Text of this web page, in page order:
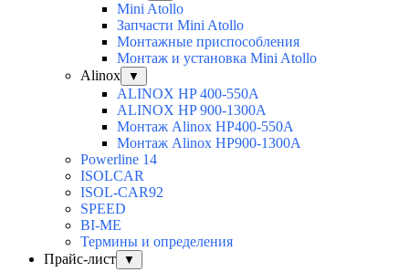
Mini Atollo
Запчасти Mini Atollo
Монтажные приспособления
Монтаж и установка Mini Atollo
Alinox
▼
ALINOX HP 400-550A
ALINOX HP 900-1300A
Монтаж Alinox HP400-550A
Монтаж Alinox HP900-1300A
Powerline 14
ISOLCAR
ISOL-CAR92
SPEED
BI-ME
Термины и определения
Прайс-лист
▼